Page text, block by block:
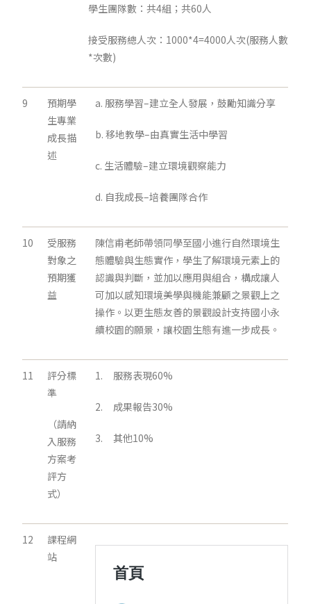
學生團隊數：共4組；共60人
接受服務總人次：1000*4=4000人次(服務人數
*次數)
9
預期學
生專業
成長描
述
a. 服務學習–建立全人發展，鼓勵知識分享
b. 移地教學–由真實生活中學習
c. 生活體驗–建立環境觀察能力
d. 自我成長–培養團隊合作
10
受服務
對象之
預期獲
益
陳信甫老師帶領同學至國小進行自然環境生
態體驗與生態實作，學生了解環境元素上的
認識與判斷，並加以應用與組合，構成讓人
可加以感知環境美學與機能兼顧之景觀上之
操作。以更生態友善的景觀設計支持國小永
續校園的願景，讓校園生態有進一步成長。
11
評分標
準
（請納
入服務
方案考
評方
式）
1. 服務表現60%
2. 成果報告30%
3. 其他10%
12
課程網
站